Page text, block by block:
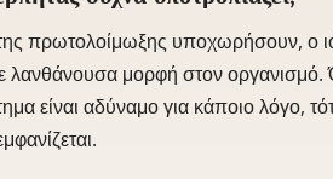
πρωτολοίμωξης υποχωρήσουν, ο
λανθάνουσα μορφή στον οργανισμό.
είναι αδύναμο για κάποιο λόγο,